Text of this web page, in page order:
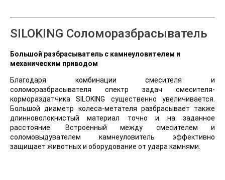
SILOKING Соломоразбрасыватель
Большой разбрасыватель с камнеуловителем и
механическим приводом
Благодаря комбинации смесителя и
соломоразбрасывателя спектр задач смесителя-
кормораздатчика SILOKING существенно увеличивается.
Большой диаметр колеса-метателя разбрасывает также
длинноволокнистый материал точно и на заданное
расстояние. Встроенный между смесителем и
соломовыдувателем камнеуловитель эффективно
защищает животных и оборудование от удара камнями.